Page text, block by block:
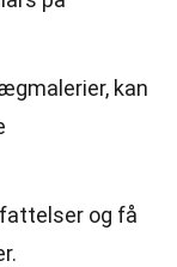
kan
og få